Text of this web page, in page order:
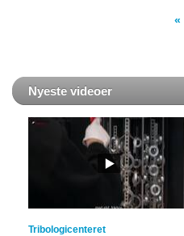
«
Nyeste videoer
Tribologicenteret